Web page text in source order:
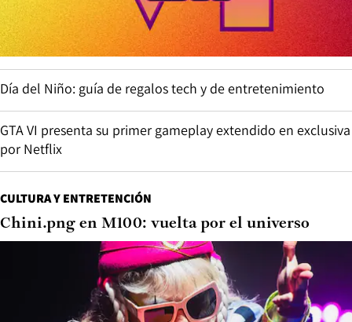
Día del Niño: guía de regalos tech y de entretenimiento
GTA VI presenta su primer gameplay extendido en exclusiva
por Netflix
CULTURA Y ENTRETENCIÓN
Chini.png en M100: vuelta por el universo